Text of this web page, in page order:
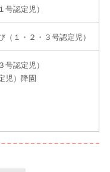
ください
認定児）
（１・２・３号認定児）
認定児）
児）降園